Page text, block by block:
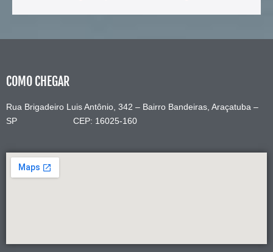
COMO CHEGAR
Rua Brigadeiro Luis Antônio, 342 – Bairro Bandeiras, Araçatuba –
SP CEP: 16025-160